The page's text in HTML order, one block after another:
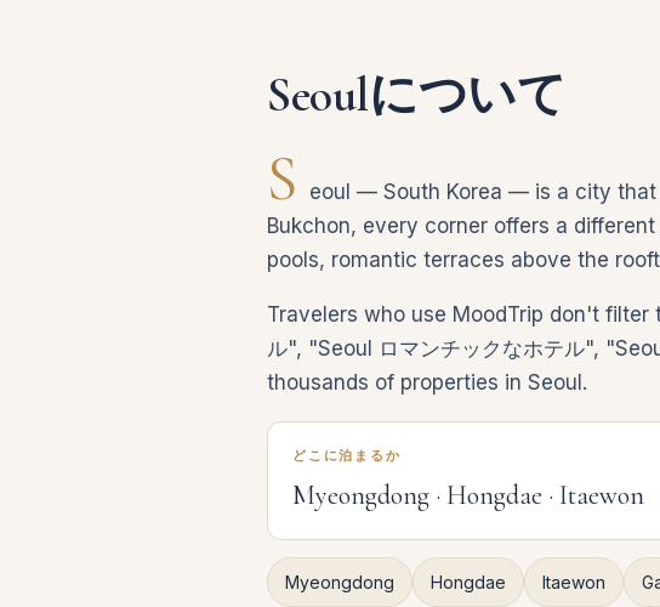
Seoulについて
S
eoul — South Korea — is a city that
Bukchon, every corner offers a
pools, romantic terraces above the
Travelers who use MoodTrip don't
ル", "Seoul ロマンチックなホテル",
thousands of properties in Seoul.
どこに泊まるか
Myeongdong · Hongdae · Itaewon
Myeongdong Hongdae Itaewon